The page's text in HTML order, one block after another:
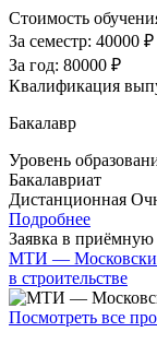
Стоимость
За семестр: 40000 ₽
За год: 80000 ₽
Квалификация
Бакалавр
Уровень
Бакалавриат
Дистанционная
Подробнее
Заявка в
МТИ — Московский
в строительстве
Посмотреть все